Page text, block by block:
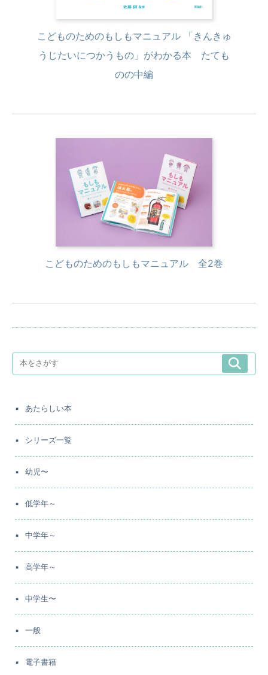
こどものためのもしもマニュアル 「きんきゅ
うじたいにつかうもの」がわかる本 たても
のの中編
こどものためのもしもマニュアル 全2巻
あたらしい本
シリーズ一覧
幼児〜
低学年～
中学年～
高学年～
中学生〜
一般
電子書籍